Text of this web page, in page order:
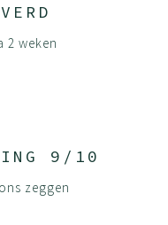
2 weken
9/10
zeggen